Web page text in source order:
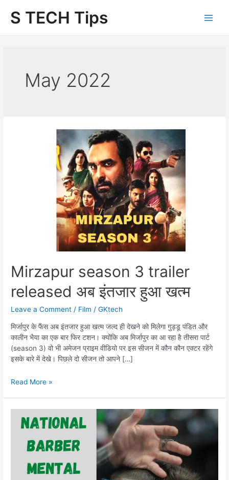
contentS TECH Tips
May 2022
Mirzapur season 3 trailer
released अब इंतजार हुआ खत्म
Leave a Comment / Film /GKtech
मिर्जापुर के फैंस अब इंतजार हुआ खत्म जल्द ही देखने को मिलेगा गुड्डू पंडित और
कालीन भैया का एक बार फिर टशन। क्योंकि अब मिर्जापुर का आ रहा है तीसरा पार्ट
(season 3) वो भी अमेजन प्राइम वीडियो पर इस सीजन में कौन कौन एक्टर रहेंगे
इसके बारे में देखे। पिछले दो सीजन तो आपने […]
Mirzapur
released
इंतजार
Read More »